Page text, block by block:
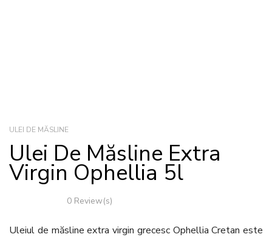
ULEI DE MĂSLINE
Ulei De Măsline Extra
Virgin Ophellia 5l
0 Review(s)
Uleiul de măsline extra virgin grecesc Ophellia Cretan este